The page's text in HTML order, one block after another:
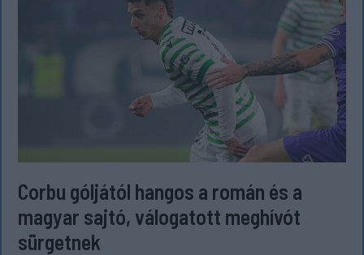
Corbu góljától hangos a román és a
magyar sajtó, válogatott meghívót
sürgetnek